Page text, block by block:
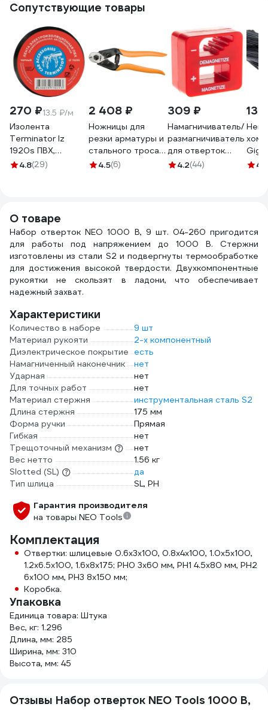
Сопутствующие товары
270 ₽13.5 ₽/м
Изолента
Terminator Iz
1920s ПВХ,
черная,
4.8(29)
2 408 ₽
Ножницы для
резки арматуры и
стального троса
NEO Tools 190 мм
4.5(6)
309 ₽
Намагничиватель/
размагничиватель
для отверток
RITTER подходит
4.2(44) 4.2
О товаре
Набор отверток NEO 1000 В, 9 шт. 04-260 пригодится
для работы под напряжением до 1000 В. Стержни
изготовлены из стали S2 и подвергнуты термообработке
для достижения высокой твердости. Двухкомпонентные
рукоятки не скользят в ладони, что обеспечивает
надежный захват.
Характеристики
Количество в наборе
9 шт
Материал рукояти
2-х компонентный
Диэлектрическое покрытие
есть
Намагниченный наконечник
нет
Ударная
нет
Для точных работ
нет
Материал стержня
инструментальная сталь S2
Длина стержня
175 мм
Форма ручки
Прямая
Гибкая
нет
Трещоточный механизм
нет
Вес нетто
1.56 кг
Slotted (SL)
да
Тип шлица
SL, PH
Гарантия производителя
на товары NEO Tools
Комплектация
Отвертки: шлицевые 0.6х3х100, 0.8х4х100, 1.0х5х100,
1.2х6.5х100, 1.6х8х175; PH0 3х60 мм, PH1 4.5х80 мм, PH2
6х100 мм, PH3 8х150 мм;
Коробка.
Упаковка
Единица товара: Штука
Вес, кг: 1.296
Длина, мм: 285
Ширина, мм: 310
Высота, мм: 45
Отзывы Набор отверток NEO Tools 1000 В,